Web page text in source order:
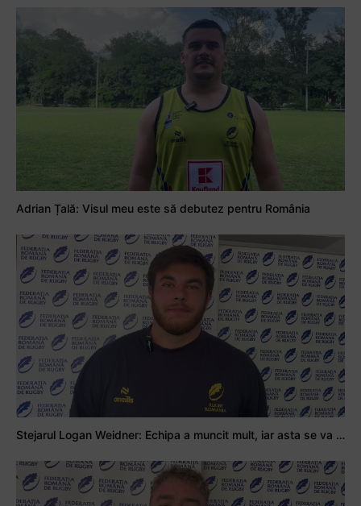
Adrian Țală: Visul meu este să debutez pentru România
Stejarul Logan Weidner: Echipa a muncit mult, iar asta se va vedea în meciurile de la Nations Cup